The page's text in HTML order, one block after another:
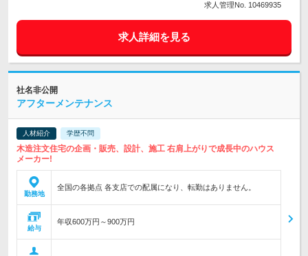
求人管理No. 10469935
求人詳細を見る
社名非公開
アフターメンテナンス
人材紹介 学歴不問
木造注文住宅の企画・販売、設計、施工 右肩上がりで成長中のハウス
メーカー!
勤務地
全国の各拠点 各支店での配属になり、転勤はありません。
給与
年収600万円～900万円